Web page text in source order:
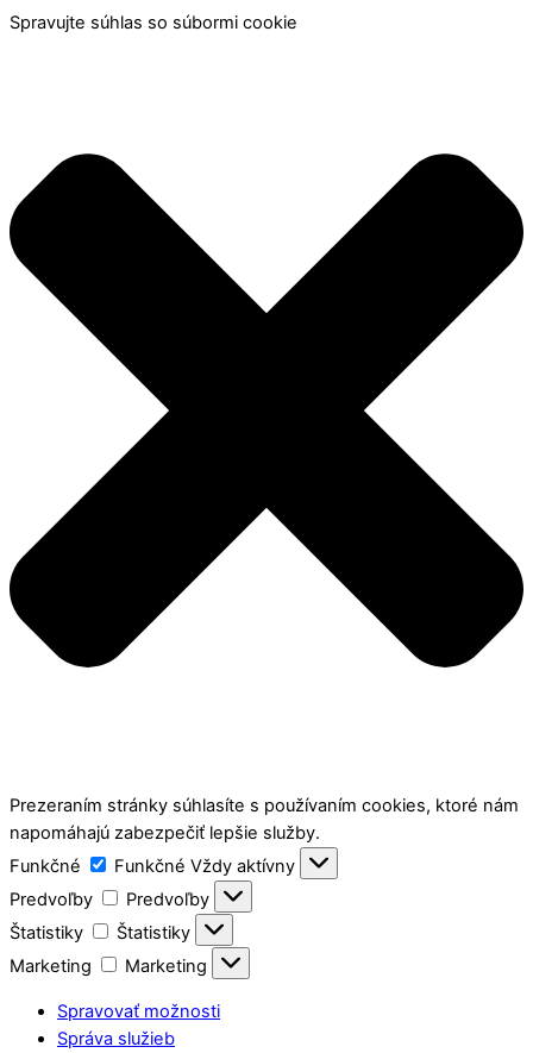
Spravujte súhlas so súbormi cookie
Prezeraním stránky súhlasíte s používaním cookies, ktoré nám
napomáhajú zabezpečiť lepšie služby.
Funkčné
Funkčné Vždy aktívny
Predvoľby
Predvoľby
Štatistiky
Štatistiky
Marketing
Marketing
Spravovať možnosti
Správa služieb